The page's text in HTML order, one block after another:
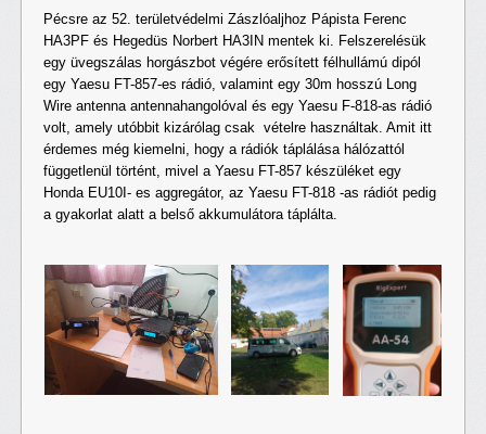
Pécsre az 52. területvédelmi Zászlóaljhoz Pápista Ferenc
HA3PF és Hegedüs Norbert HA3IN mentek ki. Felszerelésük
egy üvegszálas horgászbot végére erősített félhullámú dipól
egy Yaesu FT-857-es rádió, valamint egy 30m hosszú Long
Wire antenna antennahangolóval és egy Yaesu F-818-as rádió
volt, amely utóbbit kizárólag csak vételre használtak. Amit itt
érdemes még kiemelni, hogy a rádiók táplálása hálózattól
függetlenül történt, mivel a Yaesu FT-857 készüléket egy
Honda EU10I- es aggregátor, az Yaesu FT-818 -as rádiót pedig
a gyakorlat alatt a belső akkumulátora táplálta.